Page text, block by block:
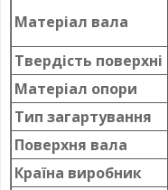
Матеріал вала
Твердість поверхні
Матеріал опори
Тип загартування
Поверхня вала
Країна виробник